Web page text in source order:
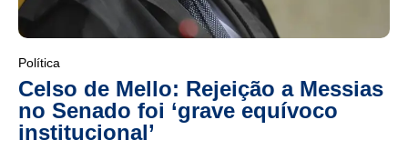
Política
Celso de Mello: Rejeição a Messias
no Senado foi ‘grave equívoco
institucional’